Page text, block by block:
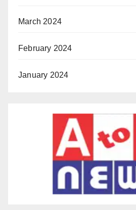
March 2024
February 2024
January 2024